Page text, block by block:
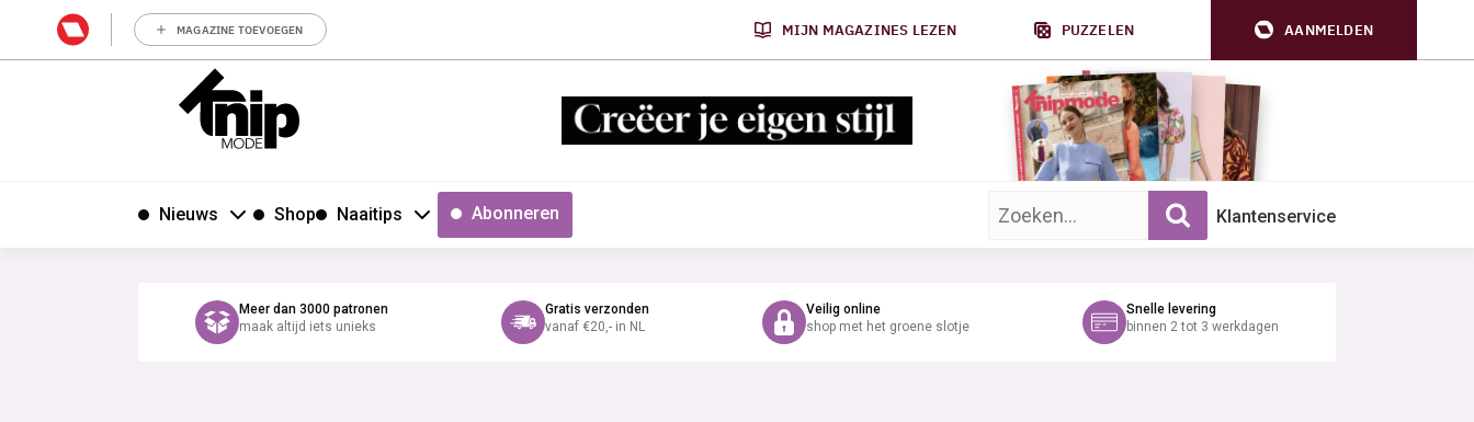
MAGAZINE TOEVOEGEN MIJN MAGAZINES LEZEN PUZZELEN AANMELDEN
Nieuws Shop Naaitips Abonneren Zoek op trefwoord: Klantenservice
Meer dan 3000 patronen
maak altijd iets unieks
Gratis verzonden
vanaf €20,- in NL
Veilig online
shop met het groene slotje
Snelle levering
binnen 2 tot 3 werkdagen